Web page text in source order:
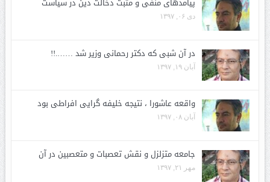
دی ۰۶, ۱۳۹۷
در آن شبی که دکتر رحمانی وزیر شد …….!!
آبان ۱۹, ۱۳۹۷
واقعه عاشورا ، نتیجه خلیفه گرایی افراطی بود
آبان ۰۸, ۱۳۹۷
جامعه متزلزل و نقش تعصبات و متعصبین در آن
مهر ۲۱, ۱۳۹۷